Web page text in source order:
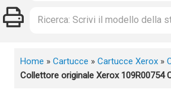
Home » Cartucce » Cartucce Xerox »
Collettore originale Xerox 109R00754